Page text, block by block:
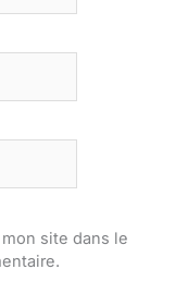
site dans le